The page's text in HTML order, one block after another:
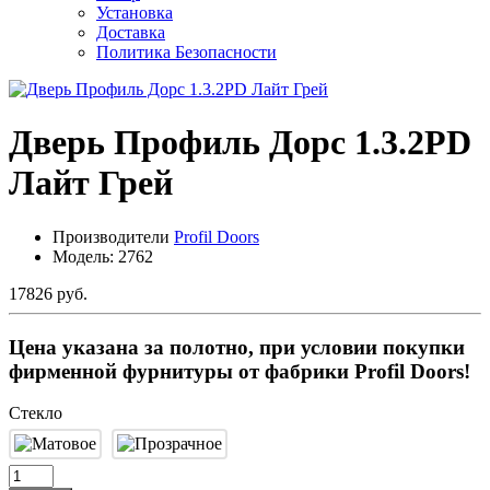
Установка
Доставка
Политика Безопасности
Дверь Профиль Дорс 1.3.2PD
Лайт Грей
Производители Profil Doors
Модель: 2762
17826 руб.
Цена указана за полотно, при условии покупки
фирменной фурнитуры от фабрики Profil Doors!
Стекло